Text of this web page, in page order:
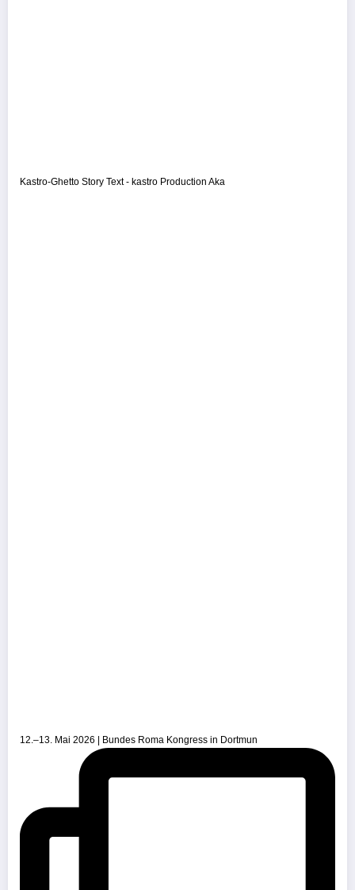
Kastro-Ghetto Story Text - kastro Production Aka
12.–13. Mai 2026 | Bundes Roma Kongress in Dortmun